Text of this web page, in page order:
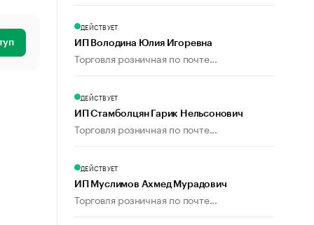
ДЕЙСТВУЕТ
ИП Володина Юлия Игоревна
Торговля розничная по почте...
ДЕЙСТВУЕТ
ИП Стамболцян Гарик Нельсонович
Торговля розничная по почте...
ДЕЙСТВУЕТ
ИП Муслимов Ахмед Мурадович
Торговля розничная по почте...